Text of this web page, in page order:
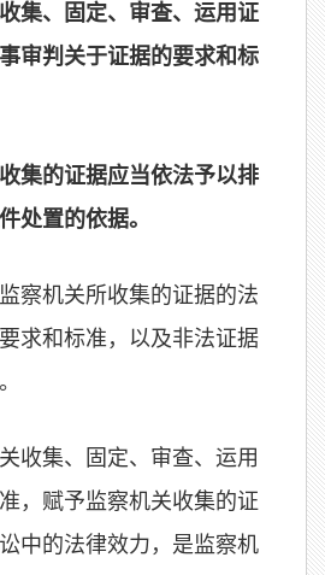
集、固定、审查、运用证
审判关于证据的要求和标
集的证据应当依法予以排
处置的依据。
察机关所收集的证据的法
求和标准，以及非法证据
收集、固定、审查、运用
，赋予监察机关收集的证
中的法律效力，是监察机